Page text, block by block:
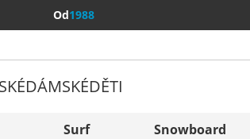
Od1988
DÁMSKÉDĚTI
Surf Snowboard